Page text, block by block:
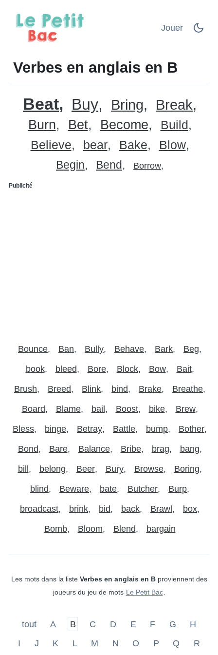
Jouer
Verbes en anglais en B
Beat Buy Bring Break
Burn Bet Become
Build
Believe
bear Bake Blow
Begin Bend Borrow
Publicité
Bounce Ban Bully Behave Bark Beg
book bleed Bore Block Bow Bait
Brush Breed Blink bind Brake Breathe
Board Blame bail Boost bike Brew
Bless binge Betray Battle bump Bother
Bond Bare Balance Bribe brag bang
bill belong Beer Bury Browse Boring
blind Beware bate Butcher Burp
broadcast brink bid back Brawl box
Bomb Bloom Blend bargain
Les mots dans la liste Verbes en anglais en Bproviennent des
joueurs du jeu de mots Le Petit Bac
tout A B C D E F G
H
I
J K L M N O P Q R